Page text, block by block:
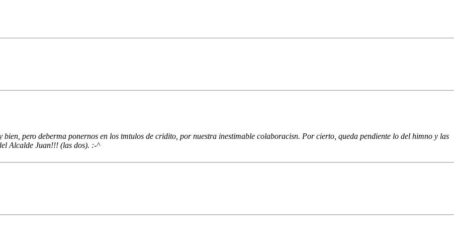
pero deberma ponernos en los tmtulos de cridito, por nuestra inestimable colaboracisn. Por cierto, queda pendiente lo del himno y las
Alcalde Juan!!! (las dos). :-^